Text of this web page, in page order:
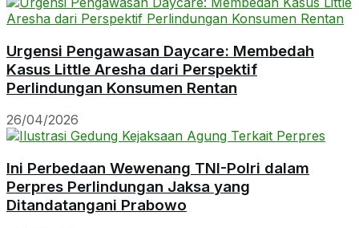
Urgensi Pengawasan Daycare: Membedah
Kasus Little Aresha dari Perspektif
Perlindungan Konsumen Rentan
26/04/2026
Ini Perbedaan Wewenang TNI-Polri dalam
Perpres Perlindungan Jaksa yang
Ditandatangani Prabowo